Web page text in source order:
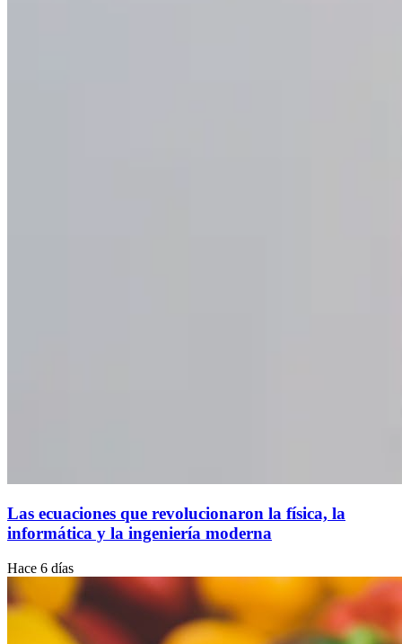
Las ecuaciones que revolucionaron la física, la
informática y la ingeniería moderna
Hace 6 días